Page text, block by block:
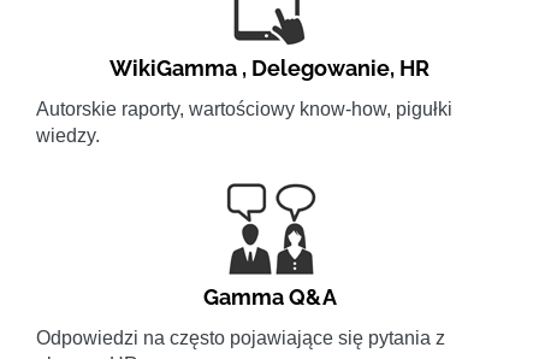
WikiGamma , Delegowanie, HR
Autorskie raporty, wartościowy know-how, pigułki
wiedzy.
Gamma Q&A
Odpowiedzi na często pojawiające się pytania z